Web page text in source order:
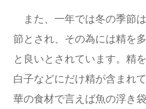
また、一年では冬の季節
節とされ、その為には精を
と良いとされています。精
白子などにだけ精が含まれ
華の食材で言えば魚の浮き